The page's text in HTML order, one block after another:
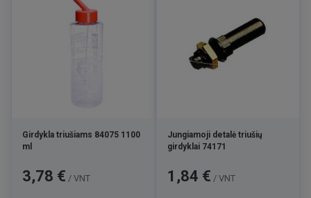
Girdykla triušiams 84075 1100
ml
Kaina
3,78 € / VNT
Jungiamoji detalė triušių
girdyklai 74171
Kaina
1,84 € / VNT